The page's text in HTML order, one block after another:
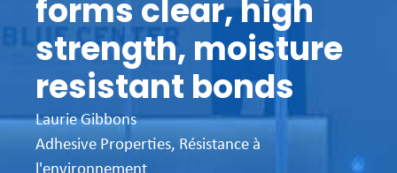
forms clear, high
strength, moisture
resistant bonds
Laurie Gibbons
Adhesive Properties, Résistance à
l'environnement